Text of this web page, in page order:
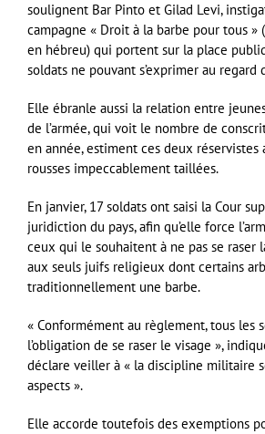
soulignent Bar Pinto et Gilad Levi,
campagne « Droit à la barbe pour tous »
en hébreu) qui portent sur la place
soldats ne pouvant s’exprimer au
Elle ébranle aussi la relation entre
de l’armée, qui voit le nombre de
en année, estiment ces deux réservistes
rousses impeccablement taillées.
En janvier, 17 soldats ont saisi la Cour
juridiction du pays, afin qu’elle force
ceux qui le souhaitent à ne pas se raser
aux seuls juifs religieux dont certains
traditionnellement une barbe.
« Conformément au règlement, tous les
l’obligation de se raser le visage »,
déclare veiller à « la discipline militaire
aspects ».
Elle accorde toutefois des exemptions